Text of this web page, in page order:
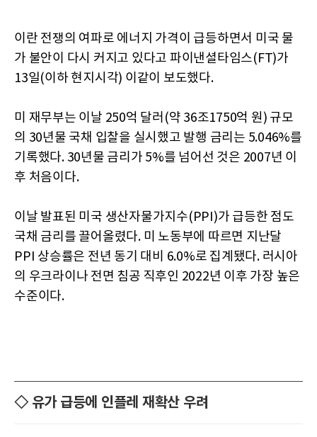
이란 전쟁의 여파로 에너지 가격이 급등하면서 미국 물
가 불안이 다시 커지고 있다고 파이낸셜타임스(FT)가
13일(이하 현지시각) 이같이 보도했다.
미 재무부는 이날 250억 달러(약 36조1750억 원) 규모
의 30년물 국채 입찰을 실시했고 발행 금리는 5.046%를
기록했다. 30년물 금리가 5%를 넘어선 것은 2007년 이
후 처음이다.
이날 발표된 미국 생산자물가지수(PPI)가 급등한 점도
국채 금리를 끌어올렸다. 미 노동부에 따르면 지난달
PPI 상승률은 전년 동기 대비 6.0%로 집계됐다. 러시아
의 우크라이나 전면 침공 직후인 2022년 이후 가장 높은
수준이다.
◇ 유가 급등에 인플레 재확산 우려